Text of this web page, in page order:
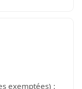
exemptées) :